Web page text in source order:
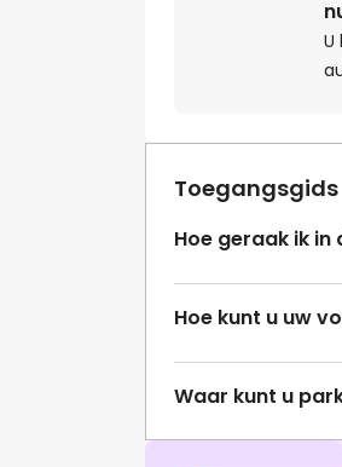
U
Toegangsgids
Hoe geraak ik in
Hoe kunt u uw
Waar kunt u